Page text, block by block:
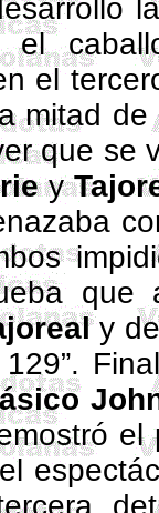
el
el
mitad
que se
y
y
129”.
el